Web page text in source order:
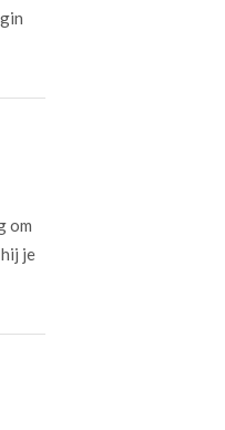
om
je